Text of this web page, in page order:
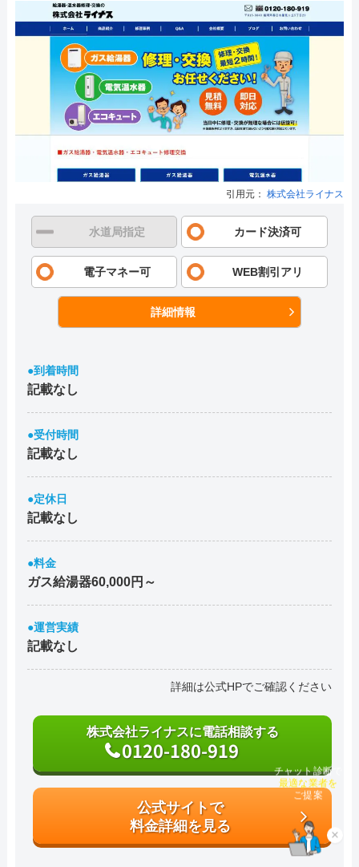
引用元： 株式会社ライナス
水道局指定 カード決済可
電子マネー可 WEB割引アリ
詳細情報
●到着時間
記載なし
●受付時間
記載なし
●定休日
記載なし
●料金
ガス給湯器60,000円～
●運営実績
記載なし
詳細は公式HPでご確認ください
株式会社ライナスに電話相談する
0120-180-919
公式サイトで
料金詳細を見る
×
チャット診断で
最適な業者を
ご提案